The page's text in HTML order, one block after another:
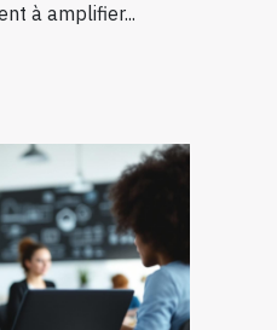
à amplifier...